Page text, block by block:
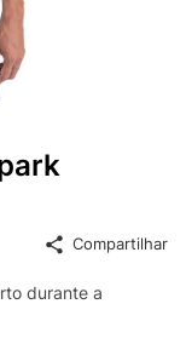
Compartilhar
durante a